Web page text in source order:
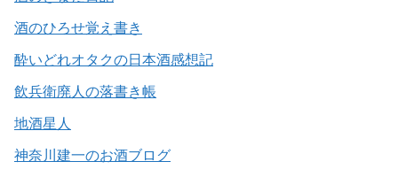
酒のひろせ覚え書き
酔いどれオタクの日本酒感想記
飲兵衛廃人の落書き帳
地酒星人
神奈川建一のお酒ブログ